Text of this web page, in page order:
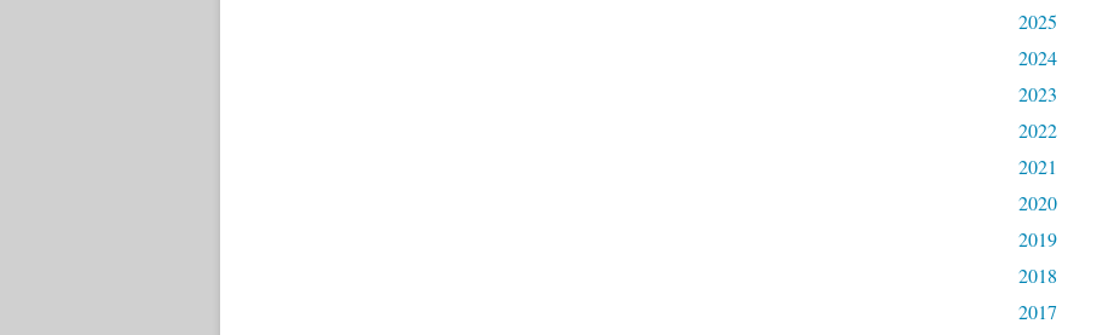
2025
2024
2023
2022
2021
2020
2019
2018
2017